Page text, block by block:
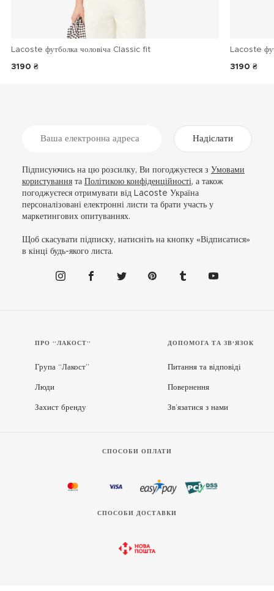
Lacoste футболка чоловіча Classic fit
3190 ₴
Lacoste
3190 ₴
Надіслати
Підписуючись на цю розсилку, Ви погоджуєтеся з Умовами
користуваннята Політикою конфіденційності, а також
погоджуєтеся отримувати від Lacoste Україна
персоналізовані електронні листи та брати участь у
маркетингових опитуваннях.
Щоб скасувати підписку, натисніть на кнопку «Відписатися»
в кінці будь-якого листа.
ПРО “ЛАКОСТ”
Група “Лакост”
Люди
Захист бренду
ДОПОМОГА ТА ЗВ'ЯЗОК
Питання та відповіді
Повернення
Зв’язатися з нами
СПОСОБИ ОПЛАТИ
СПОСОБИ ДОСТАВКИ